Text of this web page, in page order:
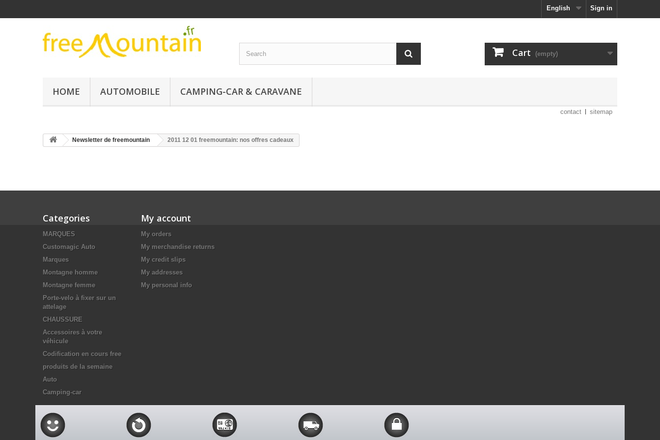
Sign in
English
Cart (empty)
HOME AUTOMOBILE CAMPING-CAR & CARAVANE
contact sitemap
Newsletter de freemountain 2011 12 01 freemountain: nos offres cadeaux
Categories
MARQUES
Customagic Auto
Marques
Montagne homme
Montagne femme
Porte-velo à fixer sur un
attelage
CHAUSSURE
Accessoires à votre
véhicule
Codification en cours free
produits de la semaine
Auto
Camping-car
My account
My orders
My merchandise returns
My credit slips
My addresses
My personal info